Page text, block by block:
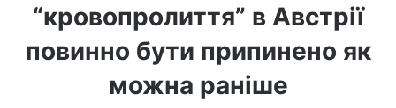
“кровопролиття” в Австрії
повинно бути припинено як
можна раніше